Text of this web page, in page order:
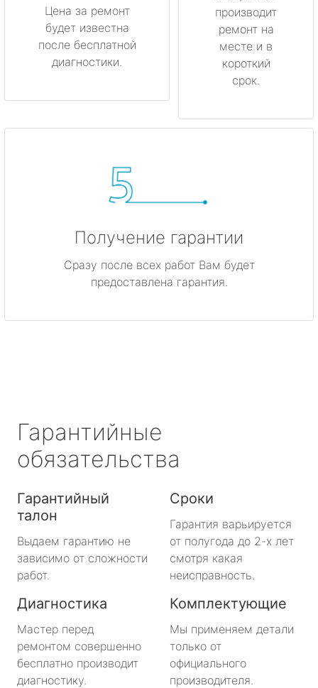
Цена за ремонт
будет известна
после бесплатной
диагностики.
производит
ремонт на
месте и в
короткий
срок.
Получение гарантии
Сразу после всех работ Вам будет
предоставлена гарантия.
Гарантийные
обязательства
Гарантийный
талон
Выдаем гарантию не
зависимо от сложности
работ.
Сроки
Гарантия варьируется
от полугода до 2-х лет
смотря какая
неисправность.
Диагностика
Мастер перед
ремонтом совершенно
бесплатно производит
диагностику.
Комплектующие
Мы применяем детали
только от
официального
производителя.